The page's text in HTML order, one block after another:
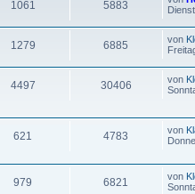
1061 5883
1279 6885 von
4497 30406 von
621 4783 von
979 6821 von